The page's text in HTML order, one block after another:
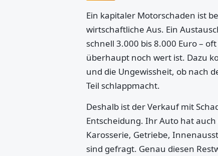
Ein kapitaler Motorschaden ist
wirtschaftliche Aus. Ein
schnell 3.000 bis 8.000 Euro –
überhaupt noch wert ist. Dazu
und die Ungewissheit, ob nach
Teil schlappmacht.
Deshalb ist der Verkauf mit
Entscheidung. Ihr Auto hat
Karosserie, Getriebe,
sind gefragt. Genau diesen